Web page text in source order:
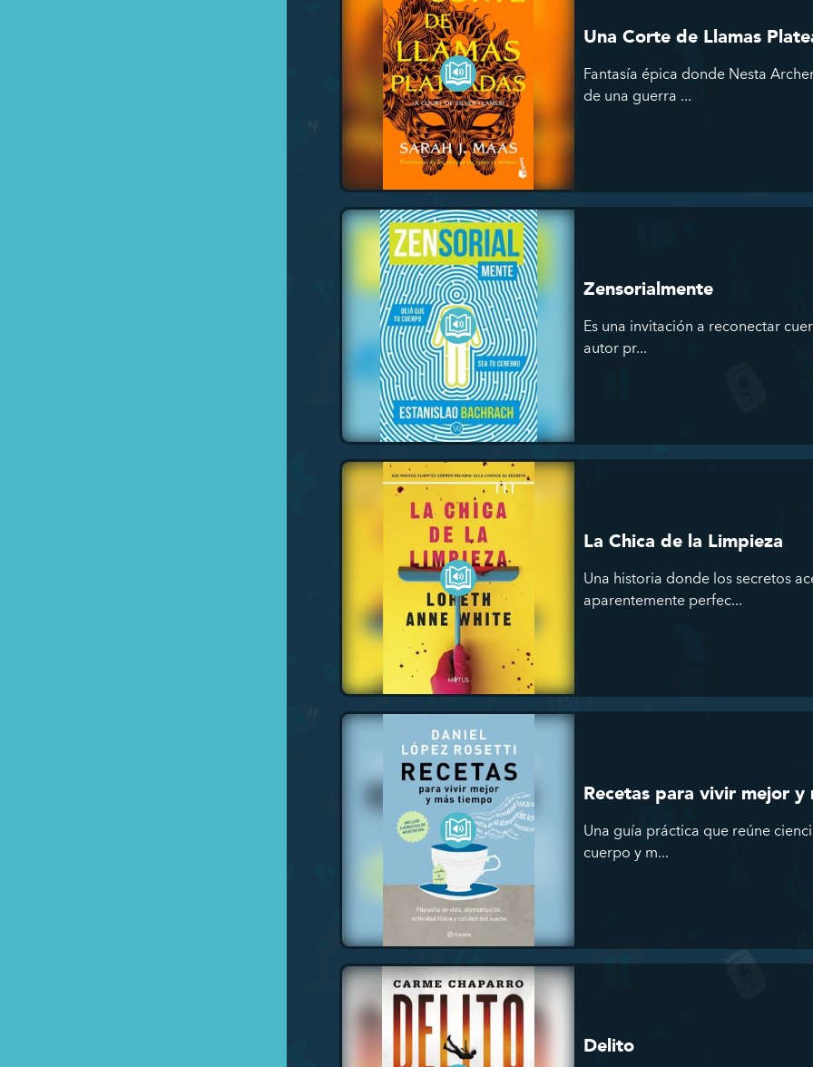
Una Corte de Llamas
Fantasía épica donde Nesta
de una guerra ...
Zensorialmente
Es una invitación a reconectar
autor pr...
La Chica de la Limpieza
Una historia donde los secretos
aparentemente perfec...
Recetas para vivir mejor y
Una guía práctica que reúne
cuerpo y m...
Delito